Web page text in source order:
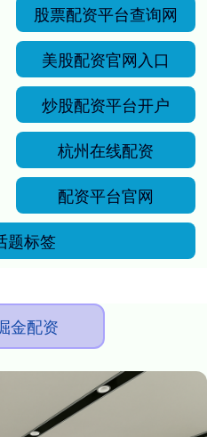
股票配资平台查询网
美股配资官网入口
炒股配资平台开户
杭州在线配资
配资平台官网
题标签
金配资